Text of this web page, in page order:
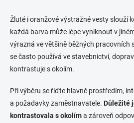
Žluté i oranžové výstražné vesty slouží
každá barva může lépe vyniknout v
výrazná ve většině běžných pracovních
se často používá ve stavebnictví,
kontrastuje s okolím.
Při výběru se řiďte hlavně prostředím,
a požadavky zaměstnavatele. Důležité
kontrastovala s okolíma zároveň